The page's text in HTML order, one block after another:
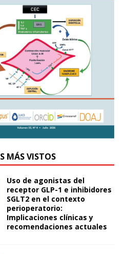
MÁS VISTOS
Uso de agonistas del
receptor GLP-1 e inhibidores
SGLT2 en el contexto
perioperatorio:
Implicaciones clínicas y
recomendaciones actuales